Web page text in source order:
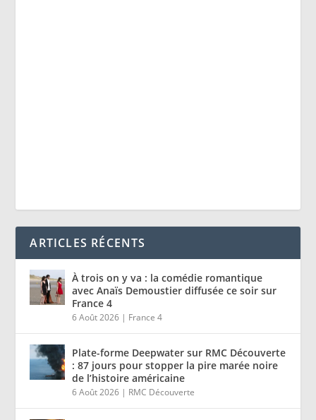
ARTICLES RÉCENTS
À trois on y va : la comédie romantique
avec Anaïs Demoustier diffusée ce soir sur
France 4
6 Août 2026 | France 4
Plate-forme Deepwater sur RMC Découverte
: 87 jours pour stopper la pire marée noire
de l’histoire américaine
6 Août 2026 | RMC Découverte